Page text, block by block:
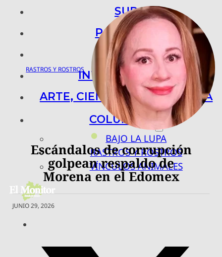
SUR
POLICIACA
NACIONAL
INTERNACIONAL
ARTE, CIENCIA Y TECNOLOGÍA
COLUMNAS
BAJO LA LUPA
RASTROS Y ROSTROS
VÍNCULOS ANIMALES
RASTROS Y ROSTROS Ana Lilia García
Castelán
Escándalos de corrupción
golpean respaldo de
Morena en el Edomex
JUNIO 29, 2026